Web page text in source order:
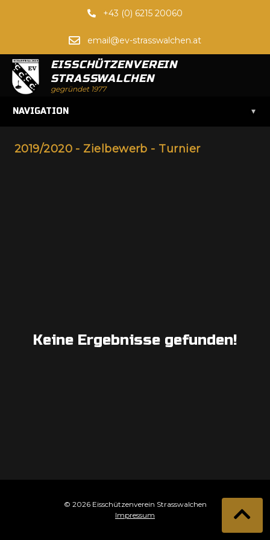
+43 (0) 6215 20060
email@ev-strasswalchen.at
EISSCHÜTZENVEREIN
STRASSWALCHEN
gegründet 1977
NAVIGATION ▾
2019/2020 - Zielbewerb - Turnier
Keine Ergebnisse gefunden!
© 2026 Eisschützenverein Strasswalchen
Impressum